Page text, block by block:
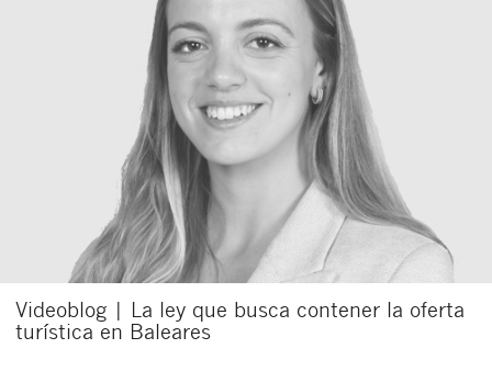
Videoblog | La ley que busca contener la oferta
turística en Baleares